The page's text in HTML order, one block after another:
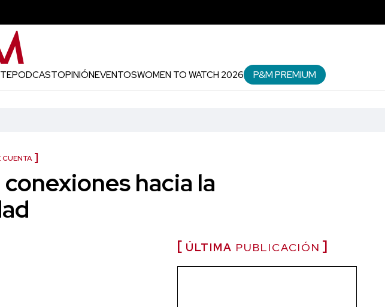
PODCASTOPINIÓNEVENTOSWOMEN TO WATCH 2026 P&M PREMIUM
CUENTA
hacia la
ÚLTIMA PUBLICACIÓN